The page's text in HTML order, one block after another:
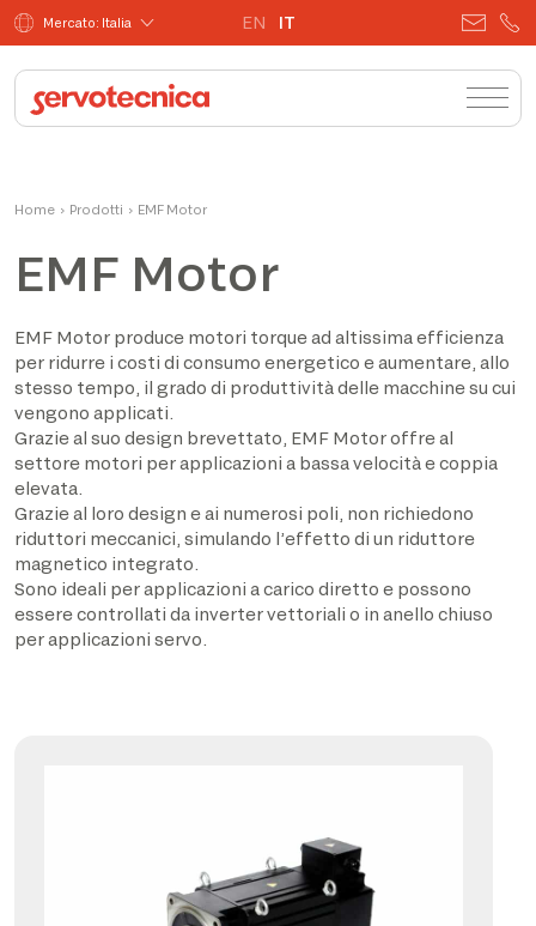
Mercato: Italia EN IT
Home › Prodotti › EMF Motor
EMF Motor
EMF Motor produce motori torque ad altissima efficienza
per ridurre i costi di consumo energetico e aumentare, allo
stesso tempo, il grado di produttività delle macchine su cui
vengono applicati.
Grazie al suo design brevettato, EMF Motor offre al
settore motori per applicazioni a bassa velocità e coppia
elevata.
Grazie al loro design e ai numerosi poli, non richiedono
riduttori meccanici, simulando l’effetto di un riduttore
magnetico integrato.
Sono ideali per applicazioni a carico diretto e possono
essere controllati da inverter vettoriali o in anello chiuso
per applicazioni servo.